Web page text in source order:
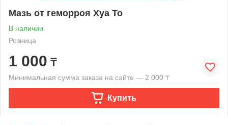
Мазь от геморроя Хуа То
В наличии
Розница
1 000 ₸
Минимальная сумма заказа на сайте — 2 000 ₸
Купить